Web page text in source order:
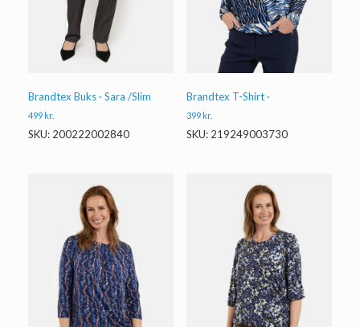
Brandtex Buks · Sara /Slim
499 kr.
SKU: 200222002840
Brandtex T-Shirt ·
399kr.
SKU: 219249003730